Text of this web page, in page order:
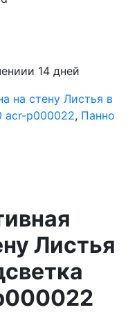
14 дней
на стену Листья в
acr-p000022, Панно
Листья